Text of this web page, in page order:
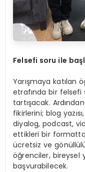
Felsefi soru ile
Yarışmaya katılan
etrafında bir felsefi
tartışacak.
fikirlerini; blog
diyalog, podcast,
ettikleri bir formatta
ücretsiz ve
öğrenciler, bireysel
başvurabilecek.